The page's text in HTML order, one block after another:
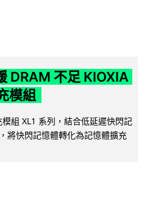
DRAM 不足 KIOXIA
模組
組 XL1 系列，結合低延遲快閃記
將快閃記憶體轉化為記憶體擴充